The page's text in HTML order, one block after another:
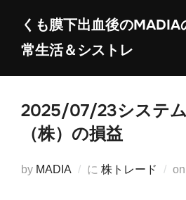
くも膜下出血後のMADIA
常生活＆シストレ
2025/07/23システ
（株）の損益
by MADIA に 株トレード on